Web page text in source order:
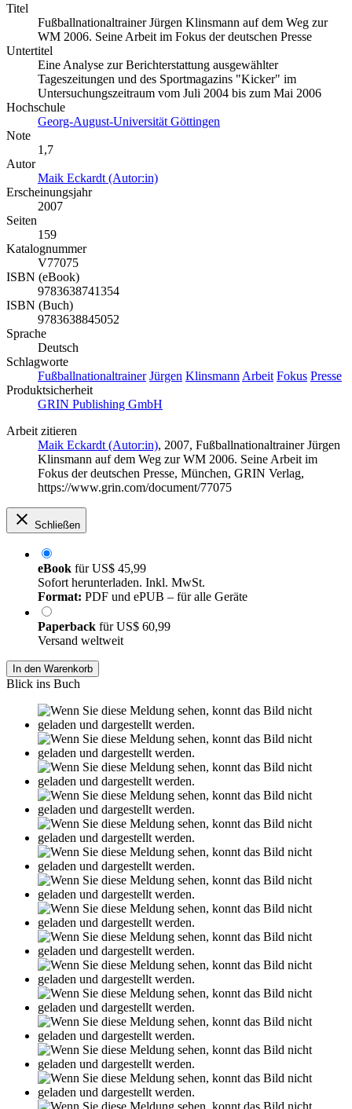
Titel
Fußballnationaltrainer Jürgen Klinsmann auf dem Weg zur
WM 2006. Seine Arbeit im Fokus der deutschen Presse
Untertitel
Eine Analyse zur Berichterstattung ausgewählter
Tageszeitungen und des Sportmagazins "Kicker" im
Untersuchungszeitraum vom Juli 2004 bis zum Mai 2006
Hochschule
Georg-August-Universität Göttingen
Note
1,7
Autor
Maik Eckardt (Autor:in)
Erscheinungsjahr
2007
Seiten
159
Katalognummer
V77075
ISBN (eBook)
9783638741354
ISBN (Buch)
9783638845052
Sprache
Deutsch
Schlagworte
Fußballnationaltrainer Jürgen Klinsmann Arbeit Fokus Presse
Produktsicherheit
GRIN Publishing GmbH
Arbeit zitieren
Maik Eckardt (Autor:in), 2007, Fußballnationaltrainer Jürgen
Klinsmann auf dem Weg zur WM 2006. Seine Arbeit im
Fokus der deutschen Presse, München, GRIN Verlag,
https://www.grin.com/document/77075
Schließen
eBook fürUS$ 45,99
Sofort herunterladen. Inkl. MwSt.
Format: PDF und ePUB – für alle Geräte
Paperback fürUS$ 60,99
Versand weltweit
In den Warenkorb
Blick ins Buch